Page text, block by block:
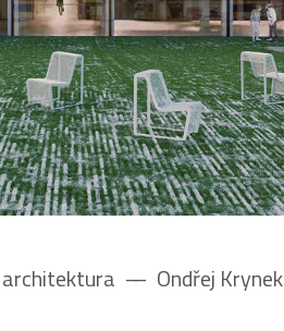
architektura –– Ondřej Krynek